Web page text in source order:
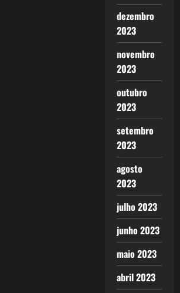
dezembro
2023
novembro
2023
outubro
2023
setembro
2023
agosto
2023
julho 2023
junho 2023
maio 2023
abril 2023